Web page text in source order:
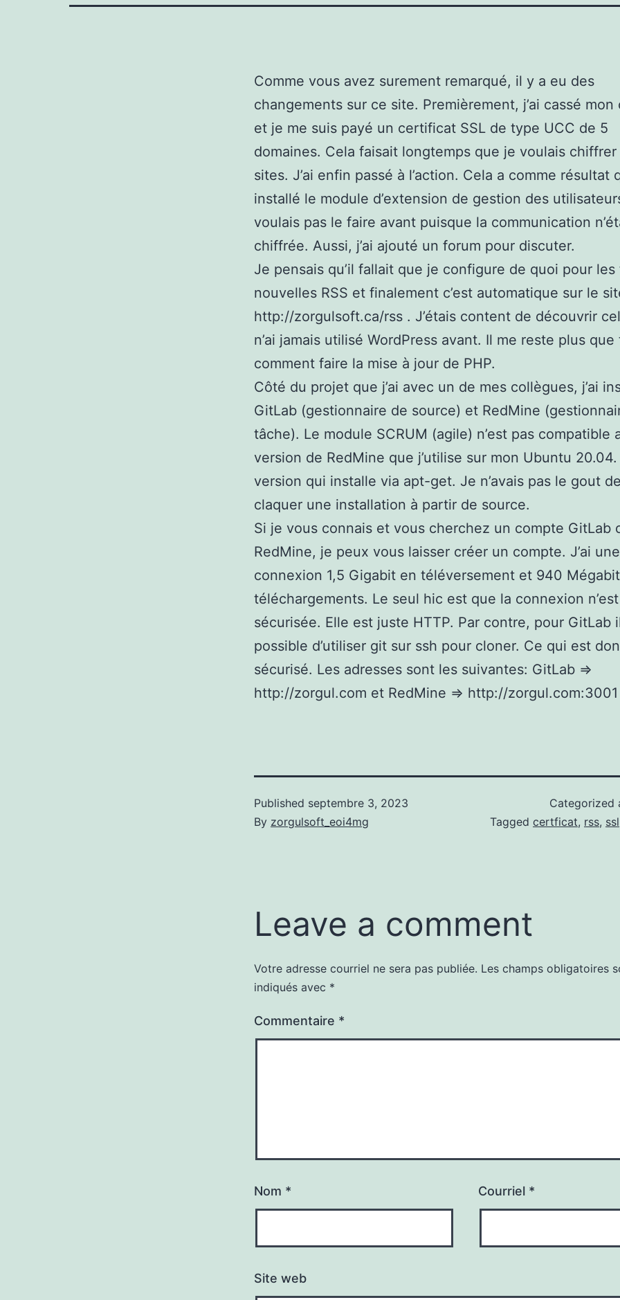
Comme vous avez surement remarqué, il y a eu des
changements sur ce site. Premièrement, j’ai cassé mon
et je me suis payé un certificat SSL de type UCC de 5
domaines. Cela faisait longtemps que je voulais chiffrer
sites. J’ai enfin passé à l’action. Cela a comme résultat
installé le module d’extension de gestion des
voulais pas le faire avant puisque la communication
chiffrée. Aussi, j’ai ajouté un forum pour discuter.
Je pensais qu’il fallait que je configure de quoi pour les
nouvelles RSS et finalement c’est automatique sur le
http://zorgulsoft.ca/rss . J’étais content de découvrir
n’ai jamais utilisé WordPress avant. Il me reste plus
comment faire la mise à jour de PHP.
Côté du projet que j’ai avec un de mes collègues, j’ai
GitLab (gestionnaire de source) et RedMine
tâche). Le module SCRUM (agile) n’est pas compatible
version de RedMine que j’utilise sur mon Ubuntu 20.04.
version qui installe via apt-get. Je n’avais pas le gout
claquer une installation à partir de source.
Si je vous connais et vous cherchez un compte GitLab
RedMine, je peux vous laisser créer un compte. J’ai une
connexion 1,5 Gigabit en téléversement et 940
téléchargements. Le seul hic est que la connexion
sécurisée. Elle est juste HTTP. Par contre, pour GitLab
possible d’utiliser git sur ssh pour cloner. Ce qui est
sécurisé. Les adresses sont les suivantes: GitLab =>
http://zorgul.com et RedMine => http://
Published septembre 3, 2023
By zorgulsoft_eoi4mg
Categorized
Tagged certficat, rss, ssl
Leave a comment
Votre adresse courriel ne sera pas publiée. Les champs obligatoires
indiqués avec *
Commentaire *
Nom * Courriel *
Site web